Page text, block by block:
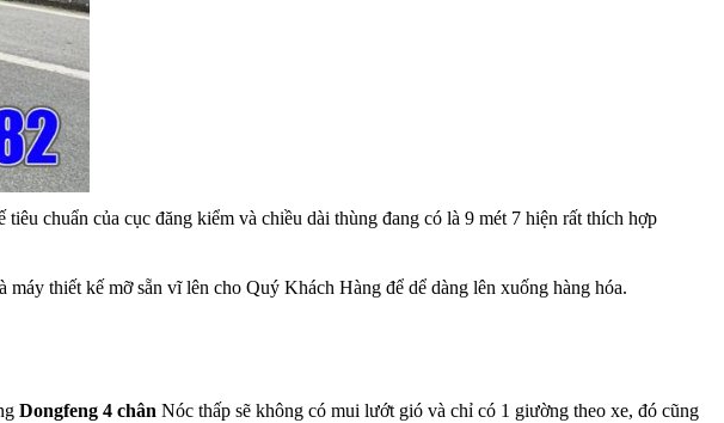
chuẩn của cục đăng kiểm và chiều dài thùng đang có là 9 mét 7 hiện rất thích hợp
thiết kế mỡ sẵn vĩ lên cho Quý Khách Hàng để dể dàng lên xuống hàng hóa.
Dongfeng 4 chân Nóc thấp sẽ không có mui lướt gió và chỉ có 1 giường theo xe, đó cũng